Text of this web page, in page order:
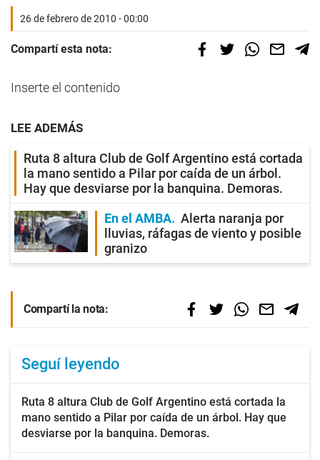
26 de febrero de 2010 - 00:00
Compartí esta nota:
Inserte el contenido
LEE ADEMÁS
Ruta 8 altura Club de Golf Argentino está cortada
la mano sentido a Pilar por caída de un árbol.
Hay que desviarse por la banquina. Demoras.
En el AMBA
Alerta naranja por
lluvias, ráfagas de viento y posible
granizo
Compartí la nota:
Seguí leyendo
Ruta 8 altura Club de Golf Argentino está cortada la
mano sentido a Pilar por caída de un árbol. Hay que
desviarse por la banquina. Demoras.